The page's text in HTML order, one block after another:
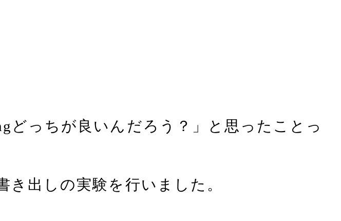
どっちが良いんだろう？」と思ったことっ
出しの実験を行いました。